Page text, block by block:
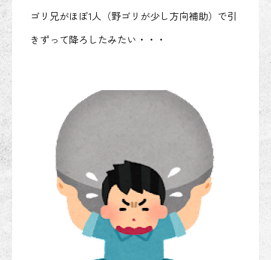
ゴリ兄がほぼ1人（野ゴリが少し方向補助）で引
きずって降ろしたみたい・・・